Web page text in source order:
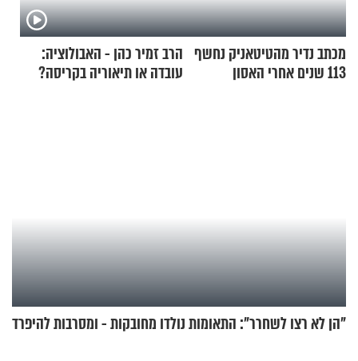
מכתב נדיר מהטיטאניק נחשף
113 שנים אחרי האסון
הרב זמיר כהן - האבולוציה:
עובדה או תיאוריה בקריסה?
"הן לא רצו לשחרר": התאומות נולדו מחובקות - ומסרבות להיפרד